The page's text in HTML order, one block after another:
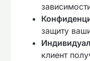
защиту
клиент